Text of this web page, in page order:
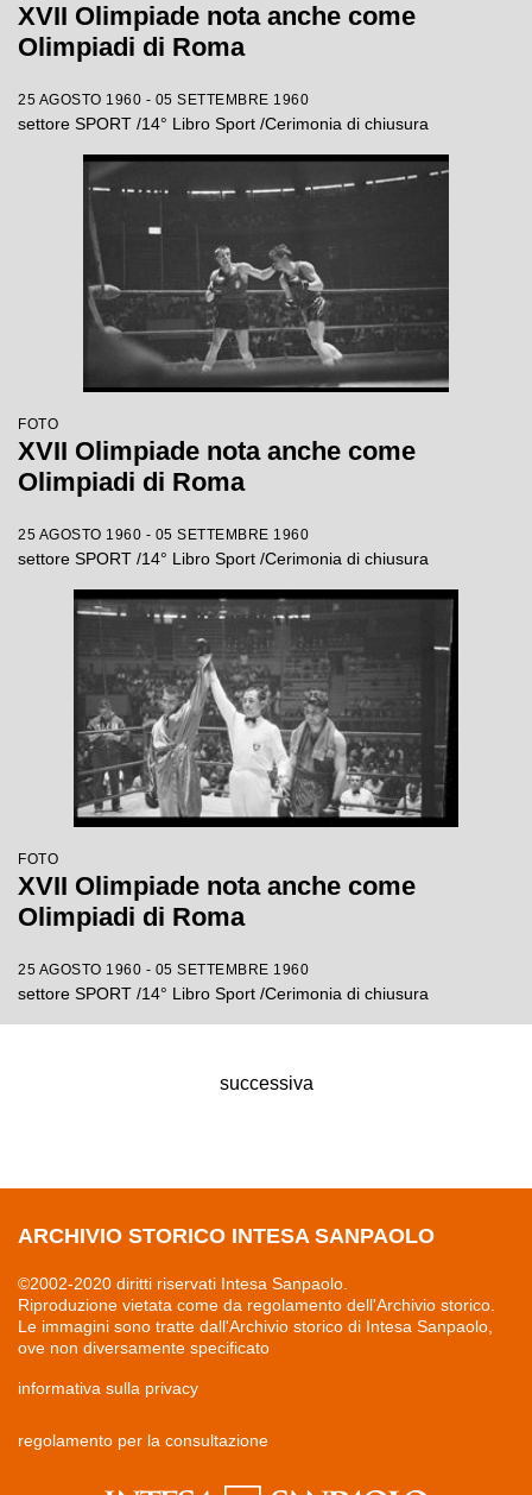
XVII Olimpiade nota anche come
Olimpiadi di Roma
25 AGOSTO 1960 - 05 SETTEMBRE 1960
settore SPORT /14° Libro Sport /Cerimonia di chiusura
FOTO
XVII Olimpiade nota anche come
Olimpiadi di Roma
25 AGOSTO 1960 - 05 SETTEMBRE 1960
settore SPORT /14° Libro Sport /Cerimonia di chiusura
FOTO
XVII Olimpiade nota anche come
Olimpiadi di Roma
25 AGOSTO 1960 - 05 SETTEMBRE 1960
settore SPORT /14° Libro Sport /Cerimonia di chiusura
successiva
ARCHIVIO STORICO INTESA SANPAOLO
©2002-2020 diritti riservati Intesa Sanpaolo.
Riproduzione vietata come da regolamento dell'Archivio storico.
Le immagini sono tratte dall'Archivio storico di Intesa Sanpaolo,
ove non diversamente specificato
informativa sulla privacy
regolamento per la consultazione